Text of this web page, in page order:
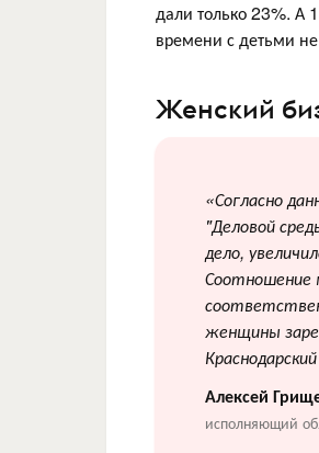
дали только 23%. А
времени с детьми
Женский
«Согласно
"Деловой
дело,
Соотношение
женщины
Алексей
исполняющий